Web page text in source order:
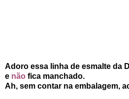
Adoro essa linha de esmalte da
e não fica manchado.
Ah, sem contar na embalagem,